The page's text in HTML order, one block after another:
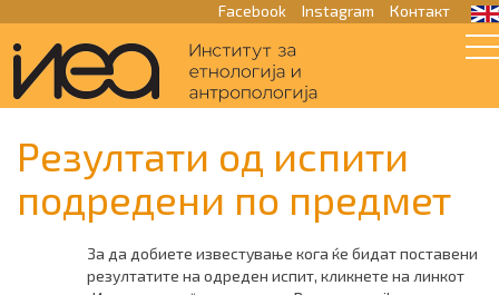
Facebook Instagram Контакт
Резултати од испити
подредени по предмет
За да добиете известување кога ќе бидат поставени
резултатите на одреден испит, кликнете на линкот